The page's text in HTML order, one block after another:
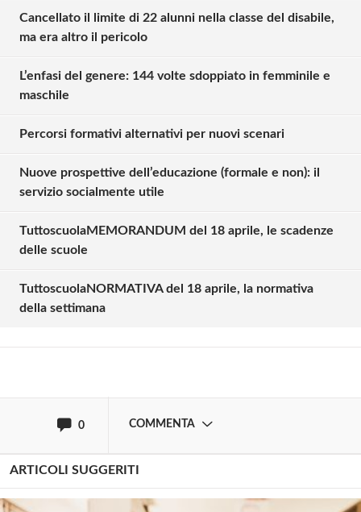
Cancellato il limite di 22 alunni nella classe del disabile,
ma era altro il pericolo
L’enfasi del genere: 144 volte sdoppiato in femminile e
maschile
Percorsi formativi alternativi per nuovi scenari
Nuove prospettive dell’educazione (formale e non): il
servizio socialmente utile
TuttoscuolaMEMORANDUM del 18 aprile, le scadenze
delle scuole
TuttoscuolaNORMATIVA del 18 aprile, la normativa
della settimana
0 COMMENTA
Solo gli utenti registrati possono
Effettua il
ARTICOLI SUGGERITI